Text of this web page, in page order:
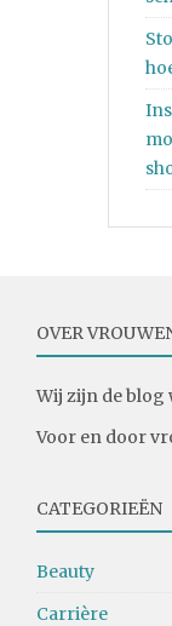
OVER
Wij zijn de blog
Voor en door
CATEGORIEËN
Beauty
Carrière